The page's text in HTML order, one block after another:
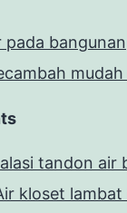
pada bangunan
tandon air
kloset lambat